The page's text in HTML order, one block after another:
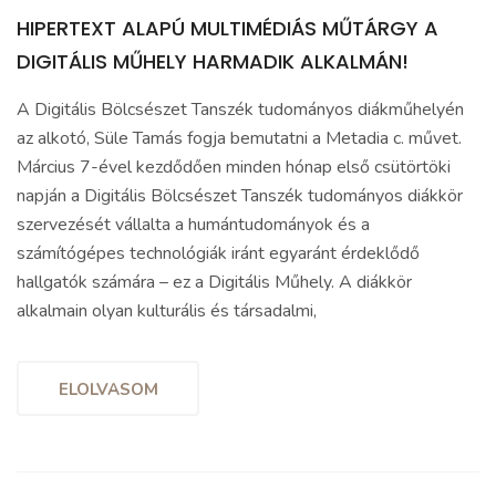
HIPERTEXT ALAPÚ MULTIMÉDIÁS MŰTÁRGY A
DIGITÁLIS MŰHELY HARMADIK ALKALMÁN!
A Digitális Bölcsészet Tanszék tudományos diákműhelyén
az alkotó, Süle Tamás fogja bemutatni a Metadia c. művet.
Március 7-ével kezdődően minden hónap első csütörtöki
napján a Digitális Bölcsészet Tanszék tudományos diákkör
szervezését vállalta a humántudományok és a
számítógépes technológiák iránt egyaránt érdeklődő
hallgatók számára – ez a Digitális Műhely. A diákkör
alkalmain olyan kulturális és társadalmi,
ELOLVASOM